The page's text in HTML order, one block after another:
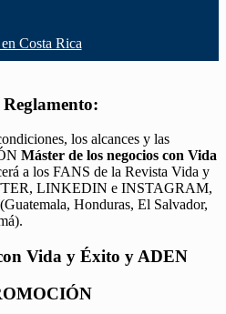
Costa Rica
los alcances y las
Máster de los negocios con Vida
a los FANS de la Revista Vida y
LINKEDIN e INSTAGRAM,
Honduras, El Salvador,
Vida y Éxito y ADEN